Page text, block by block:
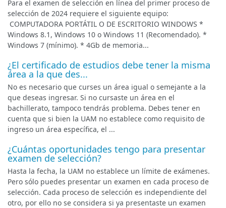
Para el examen de selección en línea del primer proceso de
selección de 2024 requiere el siguiente equipo:
COMPUTADORA PORTÁTIL O DE ESCRITORIO WINDOWS *
Windows 8.1, Windows 10 o Windows 11 (Recomendado). *
Windows 7 (mínimo). * 4Gb de memoria...
¿El certificado de estudios debe tener la misma
área a la que des...
No es necesario que curses un área igual o semejante a la
que deseas ingresar. Si no cursaste un área en el
bachillerato, tampoco tendrás problema. Debes tener en
cuenta que si bien la UAM no establece como requisito de
ingreso un área específica, el ...
¿Cuántas oportunidades tengo para presentar
examen de selección?
Hasta la fecha, la UAM no establece un límite de exámenes.
Pero sólo puedes presentar un examen en cada proceso de
selección. Cada proceso de selección es independiente del
otro, por ello no se considera si ya presentaste un examen